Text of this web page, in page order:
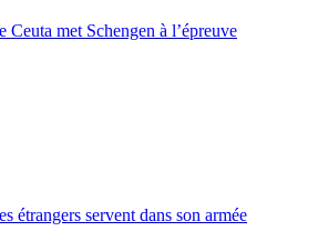
Ceuta met Schengen à l’épreuve
étrangers servent dans son armée